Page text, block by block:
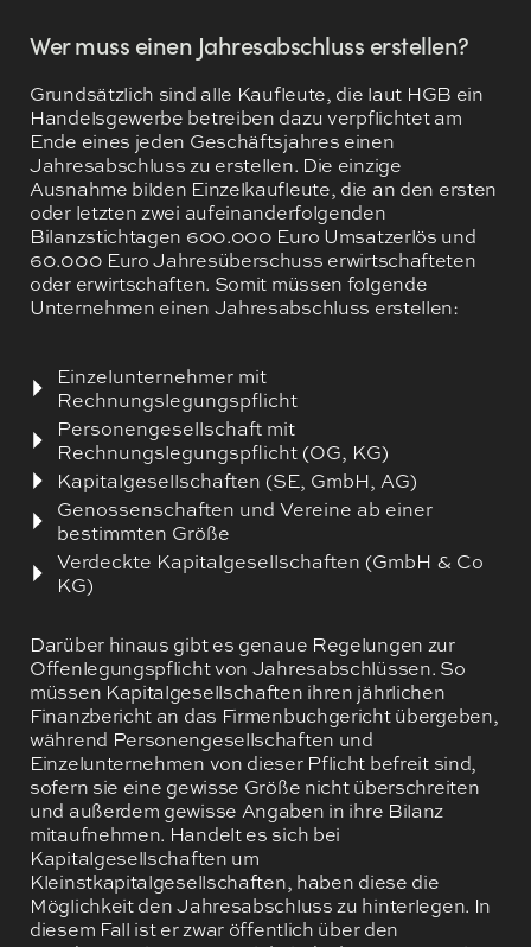
Wer muss einen Jahresabschluss erstellen?
Grundsätzlich sind alle Kaufleute, die laut HGB ein
Handelsgewerbe betreiben dazu verpflichtet am
Ende eines jeden Geschäftsjahres einen
Jahresabschluss zu erstellen. Die einzige
Ausnahme bilden Einzelkaufleute, die an den ersten
oder letzten zwei aufeinanderfolgenden
Bilanzstichtagen 600.000 Euro Umsatzerlös und
60.000 Euro Jahresüberschuss erwirtschafteten
oder erwirtschaften. Somit müssen folgende
Unternehmen einen Jahresabschluss erstellen:
Einzelunternehmer mit
Rechnungslegungspflicht
Personengesellschaft mit
Rechnungslegungspflicht (OG, KG)
Kapitalgesellschaften (SE, GmbH, AG)
Genossenschaften und Vereine ab einer
bestimmten Größe
Verdeckte Kapitalgesellschaften (GmbH & Co
KG)
Darüber hinaus gibt es genaue Regelungen zur
Offenlegungspflicht von Jahresabschlüssen. So
müssen Kapitalgesellschaften ihren jährlichen
Finanzbericht an das Firmenbuchgericht übergeben,
während Personengesellschaften und
Einzelunternehmen von dieser Pflicht befreit sind,
sofern sie eine gewisse Größe nicht überschreiten
und außerdem gewisse Angaben in ihre Bilanz
mitaufnehmen. Handelt es sich bei
Kapitalgesellschaften um
Kleinstkapitalgesellschaften, haben diese die
Möglichkeit den Jahresabschluss zu hinterlegen. In
diesem Fall ist er zwar öffentlich über den